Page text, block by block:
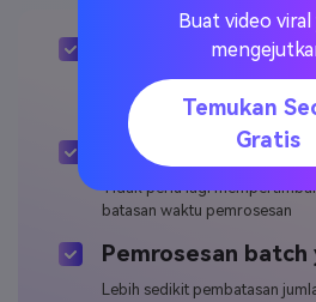
Kinerja stabil
Menikmati performance yang
mengalami kecelakaan
Tidak ada batasan
Tidak perlu lagi
batasan waktu pemrosesan
Pemrosesan batch
Lebih sedikit pembatasan
Buat video viral
Temukan
Gratis